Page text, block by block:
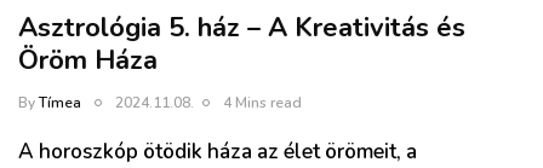
Asztrológia 5. ház – A Kreativitás és
Öröm Háza
ByTímea 2024.11.08. 4 Mins read
A horoszkóp ötödik háza az élet örömeit, a